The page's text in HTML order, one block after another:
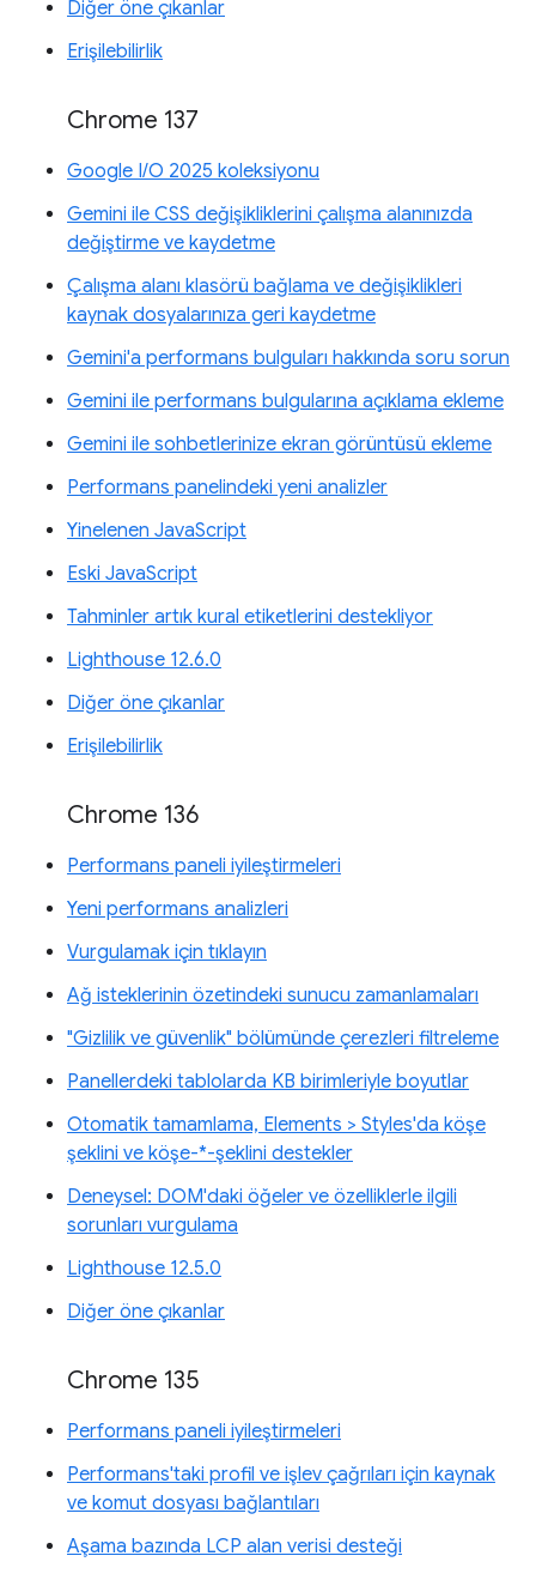
Diğer öne çıkanlar
Erişilebilirlik
Chrome 137
Google I/O 2025 koleksiyonu
Gemini ile CSS değişikliklerini çalışma alanınızda
değiştirme ve kaydetme
Çalışma alanı klasörü bağlama ve değişiklikleri
kaynak dosyalarınıza geri kaydetme
Gemini'a performans bulguları hakkında soru sorun
Gemini ile performans bulgularına açıklama ekleme
Gemini ile sohbetlerinize ekran görüntüsü ekleme
Performans panelindeki yeni analizler
Yinelenen JavaScript
Eski JavaScript
Tahminler artık kural etiketlerini destekliyor
Lighthouse 12.6.0
Diğer öne çıkanlar
Erişilebilirlik
Chrome 136
Performans paneli iyileştirmeleri
Yeni performans analizleri
Vurgulamak için tıklayın
Ağ isteklerinin özetindeki sunucu zamanlamaları
"Gizlilik ve güvenlik" bölümünde çerezleri filtreleme
Panellerdeki tablolarda KB birimleriyle boyutlar
Otomatik tamamlama, Elements > Styles'da köşe
şeklini ve köşe-*-şeklini destekler
Deneysel: DOM'daki öğeler ve özelliklerle ilgili
sorunları vurgulama
Lighthouse 12.5.0
Diğer öne çıkanlar
Chrome 135
Performans paneli iyileştirmeleri
Performans'taki profil ve işlev çağrıları için kaynak
ve komut dosyası bağlantıları
Aşama bazında LCP alan verisi desteği